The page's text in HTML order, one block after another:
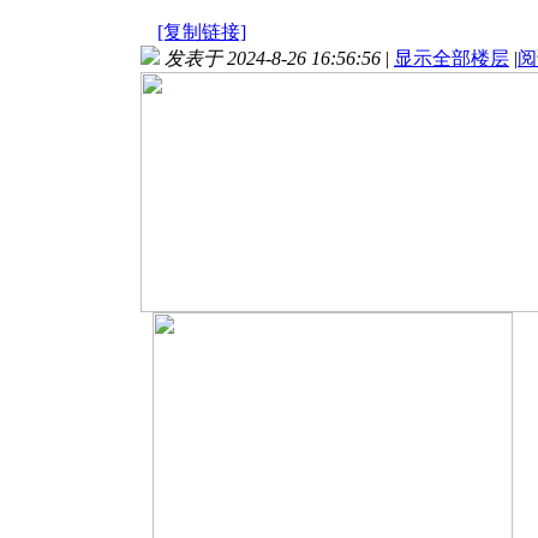
[复制链接]
发表于 2024-8-26 16:56:56 | 显示全部楼层 |